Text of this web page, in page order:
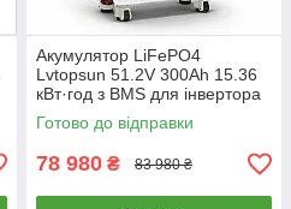
Акумулятор LiFePO4
Lvtopsun 51.2V 300Ah 15.36
кВт·год з BMS для інвертора
та сонячних електростанцій
Готово до відправки
78 980 ₴ 83 980 ₴